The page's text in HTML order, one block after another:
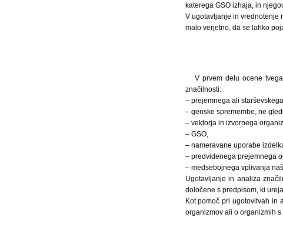
katerega GSO izhaja, in
V ugotavljanje in vrednotenje
malo verjetno, da se lahko
V prvem delu ocene
značilnosti:
– prejemnega ali
– genske spremembe, ne
– vektorja in izvornega
– GSO,
– nameravane uporabe
– predvidenega prejemnega
– medsebojnega vplivanja
Ugotavljanje in analiza
določene s predpisom, ki
Kot pomoč pri ugotovitvah in
organizmov ali o organizmih